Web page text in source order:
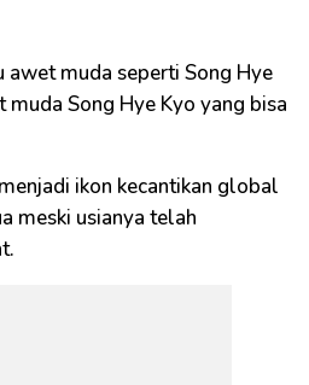
awet muda seperti Song Hye
Song Hye Kyo yang bisa
ikon kecantikan global
meski usianya telah